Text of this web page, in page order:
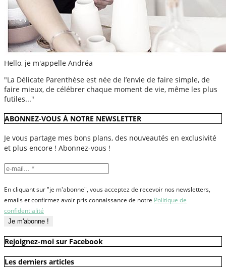
Hello, je m'appelle Andréa
"La Délicate Parenthèse est née de l’envie de faire simple, de
faire mieux, de célébrer chaque moment de vie, même les plus
futiles..."
ABONNEZ-VOUS À NOTRE NEWSLETTER
Je vous partage mes bons plans, des nouveautés en exclusivité
et plus encore ! Abonnez-vous !
En cliquant sur "je m'abonne", vous acceptez de recevoir nos newsletters,
emails et confirmez avoir pris connaissance de notre Politique de
confidentialité
Rejoignez-moi sur Facebook
Les derniers articles